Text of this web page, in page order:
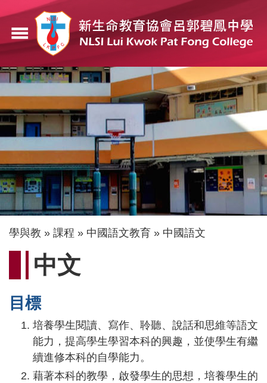
主
內
容
menu
導
航
結
學與教 課程 中國語文教育 中國語文
中文
目標
培養學生閱讀、寫作、聆聽、說話和思維等語文
能力，提高學生學習本科的興趣，並使學生有繼
續進修本科的自學能力。
藉著本科的教學，啟發學生的思想，培養學生的